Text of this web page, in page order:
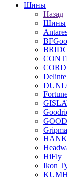
Шины
Назад
Шины
Antares
Delinte
Fortune
HiFly
Ikon